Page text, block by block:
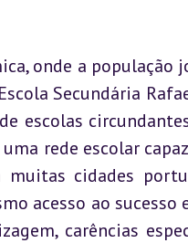
onde a população
Secundária
escolas
rede escolar
cidades
acesso ao sucesso
carências